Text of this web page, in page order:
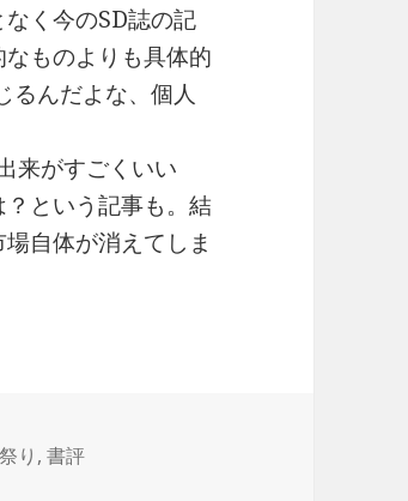
く今のSD誌の記
ものよりも具体的
るんだよな、個人
来がすごくいい
という記事も。結
自体が消えてしま
り ,書評